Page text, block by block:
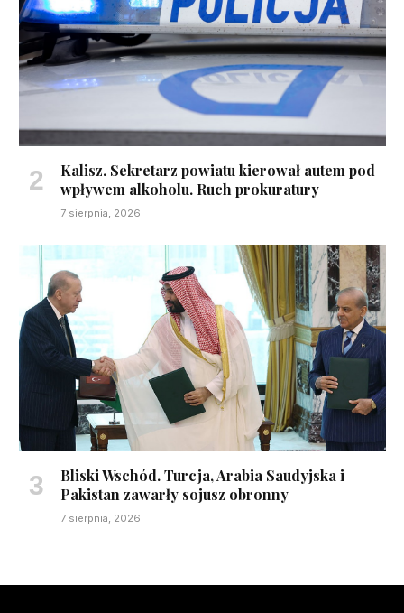
Kalisz. Sekretarz powiatu kierował autem pod
wpływem alkoholu. Ruch prokuratury
7 sierpnia, 2026
Bliski Wschód. Turcja, Arabia Saudyjska i
Pakistan zawarły sojusz obronny
7 sierpnia, 2026